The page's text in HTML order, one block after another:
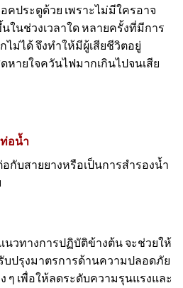
ะตูด้วย เพราะไม่มีใครอาจ
ในช่วงเวลาใด หลายครั้งที่มีการ
ม่ได้ จึงทำให้มีผู้เสียชีวิตอยู่
ายใจควันไฟมากเกินไปจนเสีย
อน้ำ
ายยางหรือเป็นการสำรองน้ำ
นวทางการปฏิบัติข้างต้น จะช่วยให้
บปรุงมาตรการด้านความปลอดภัย
ๆ เพื่อให้ลดระดับความรุนแรงและ